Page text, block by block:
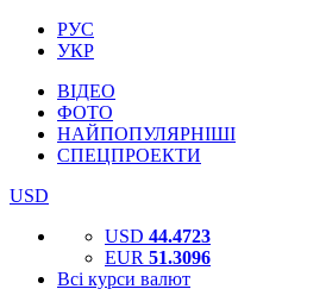
РУС
УКР
ВІДЕО
ФОТО
НАЙПОПУЛЯРНІШІ
СПЕЦПРОЕКТИ
USD
USD 44.4723
EUR 51.3096
Всі курси валют